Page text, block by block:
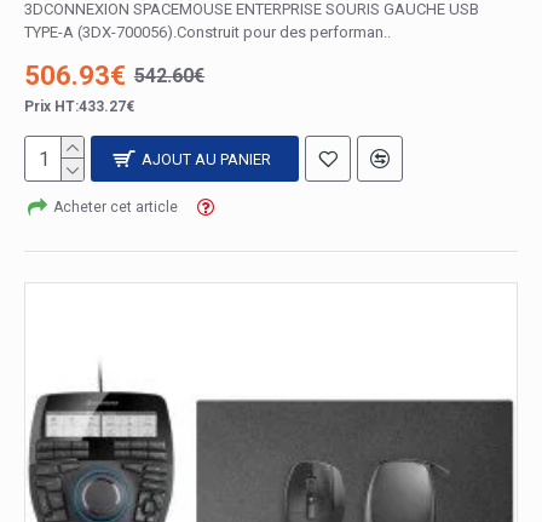
3DCONNEXION SPACEMOUSE ENTERPRISE SOURIS GAUCHE USB
TYPE-A (3DX-700056).Construit pour des performan..
506.93€ 542.60€
Prix HT:433.27€
AJOUT AU PANIER
Acheter cet article